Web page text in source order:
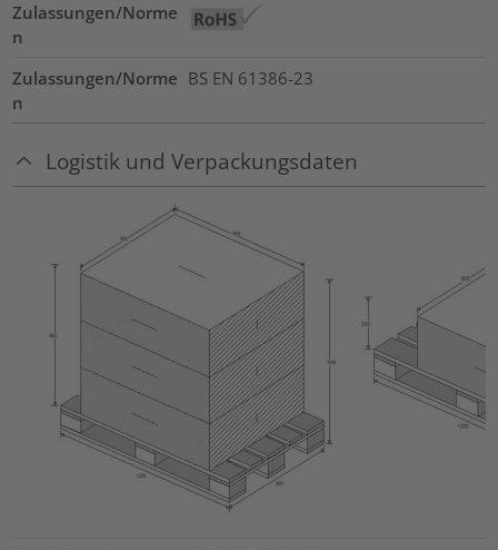
Zulassungen/Norme
n
Zulassungen/Norme
n
BS EN 61386-23
Logistik und Verpackungsdaten